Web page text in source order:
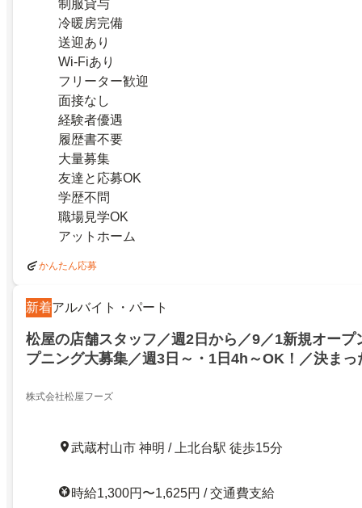
制服貸与
冷暖房完備
送迎あり
Wi-Fiあり
フリーター歓迎
面接なし
経験者優遇
履歴書不要
大量募集
友達と応募OK
学歴不問
職場見学OK
アットホーム
かんたん応募
新着アルバイト・パート
松屋の店舗スタッフ／週2日から／9／1新規オープ
プニング大募集／週3日～・1日4h～OK！／決まっ
株式会社松屋フーズ
武蔵村山市 神明 / 上北台駅 徒歩15分
時給1,300円〜1,625円 / 交通費支給